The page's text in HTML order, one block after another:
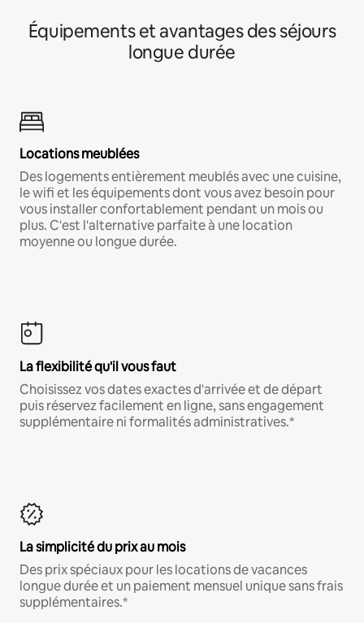
Équipements et avantages des séjours
longue durée
Locations meublées
Des logements entièrement meublés avec une cuisine,
le wifi et les équipements dont vous avez besoin pour
vous installer confortablement pendant un mois ou
plus. C'est l'alternative parfaite à une location
moyenne ou longue durée.
La flexibilité qu'il vous faut
Choisissez vos dates exactes d'arrivée et de départ
puis réservez facilement en ligne, sans engagement
supplémentaire ni formalités administratives.*
La simplicité du prix au mois
Des prix spéciaux pour les locations de vacances
longue durée et un paiement mensuel unique sans frais
supplémentaires.*